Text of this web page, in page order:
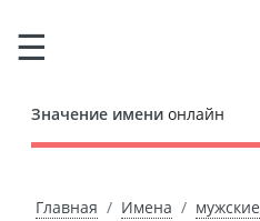
Значение имени онлайн
Главная Имена мужские